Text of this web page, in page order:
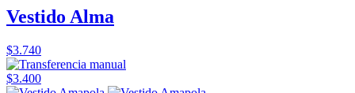
Vestido Alma
$3.740
$3.400